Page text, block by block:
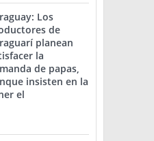
Los
de
planean
la
de papas,
insisten en la
el